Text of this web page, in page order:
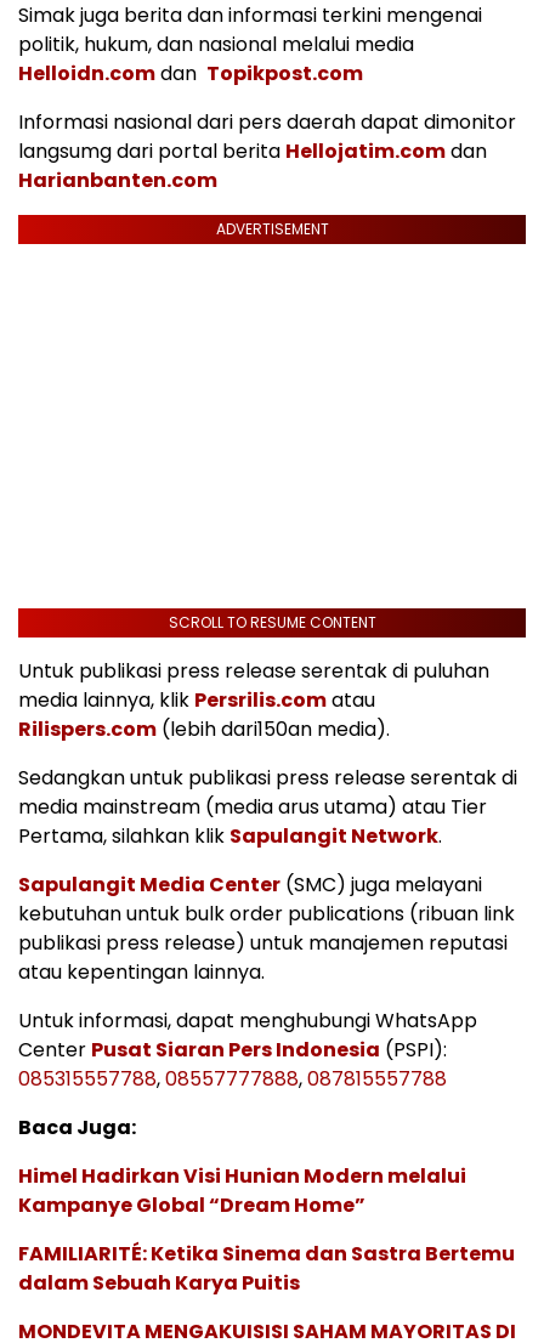
Simak juga berita dan informasi terkini mengenai
politik, hukum, dan nasional melalui media
Helloidn.comdan Topikpost.com
Informasi nasional dari pers daerah dapat dimonitor
langsumg dari portal berita Hellojatim.comdan
Harianbanten.com
ADVERTISEMENT
SCROLL TO RESUME CONTENT
Untuk publikasi press release serentak di puluhan
media lainnya, klik Persrilis.comatau
Rilispers.com (lebih dari150an media).
Sedangkan untuk publikasi press release serentak di
media mainstream (media arus utama) atau Tier
Pertama, silahkan klik Sapulangit Network.
Sapulangit Media Center (SMC) juga melayani
kebutuhan untuk bulk order publications (ribuan link
publikasi press release) untuk manajemen reputasi
atau kepentingan lainnya.
Untuk informasi, dapat menghubungi WhatsApp
Center Pusat Siaran Pers Indonesia (PSPI):
085315557788,08557777888,087815557788
Baca Juga:
Himel Hadirkan Visi Hunian Modern melalui
Kampanye Global “Dream Home”
FAMILIARITÉ: Ketika Sinema dan Sastra Bertemu
dalam Sebuah Karya Puitis
MONDEVITA MENGAKUISISI SAHAM MAYORITAS DI